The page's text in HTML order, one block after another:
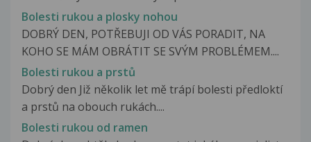
Bolesti rukou a plosky nohou
DOBRÝ DEN, POTŘEBUJI OD VÁS PORADIT, NA
KOHO SE MÁM OBRÁTIT SE SVÝM PROBLÉMEM....
Bolesti rukou a prstů
Dobrý den Již několik let mě trápí bolesti předloktí
a prstů na obouch rukách....
Bolesti rukou od ramen